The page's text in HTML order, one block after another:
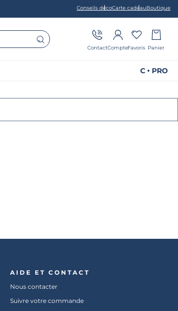
Conseils décoCarte cadeauBoutique
ContactCompteFavoris Panier
C • PRO
AIDE ET CONTACT
Nous contacter
Suivre votre commande